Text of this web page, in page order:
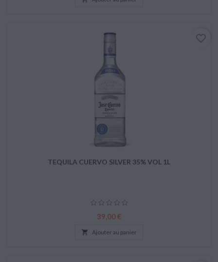
TEQUILA CUERVO SILVER 35% VOL 1L
Prix
39,00 €
 Ajouter au panier
favorite_border